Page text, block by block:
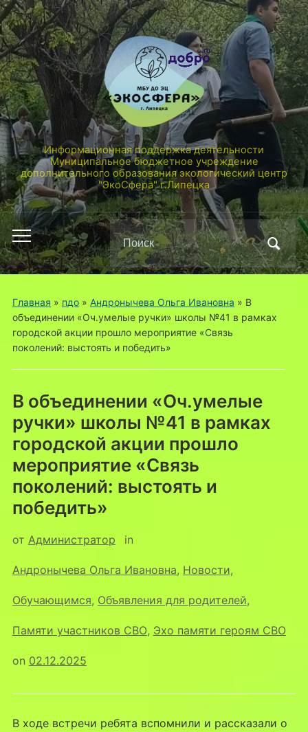
Информационная поддержка деятельности
Муниципальное бюджетное учреждение
дополнительного образования экологический центр
"ЭкоСфера" г.Липецка
Переключить
мобильное
меню
Поиск
по:
Главная » пдо» Андронычева Ольга Ивановна » В
объединении «Оч.умелые ручки» школы №41 в рамках
городской акции прошло мероприятие «Связь
поколений: выстоять и победить»
В объединении «Оч.умелые
ручки» школы №41 в рамках
городской акции прошло
мероприятие «Связь
поколений: выстоять и
победить»
от Администратор in
Андронычева Ольга Ивановна, Новости,
Обучающимся, Объявления для родителей,
Памяти участников СВО, Эхо памяти героям СВО
on 02.12.2025
В ходе встречи ребята вспомнили и рассказали о